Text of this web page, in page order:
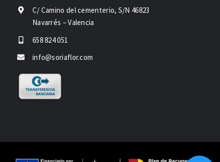
ACCESIBILIDAD
MAPA DEL SITIO
FLORES
NOSOTROS
C/ Camino del cementerio, S/N 46823
Navarrés – Valencia
658 824 051
info@soriaflor.com